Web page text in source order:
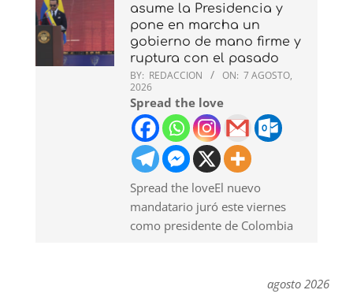
asume la Presidencia y
pone en marcha un
gobierno de mano firme y
ruptura con el pasado
BY: REDACCION ON: 7 AGOSTO,
2026
Spread the love
Spread the loveEl nuevo
mandatario juró este viernes
como presidente de Colombia
agosto 2026